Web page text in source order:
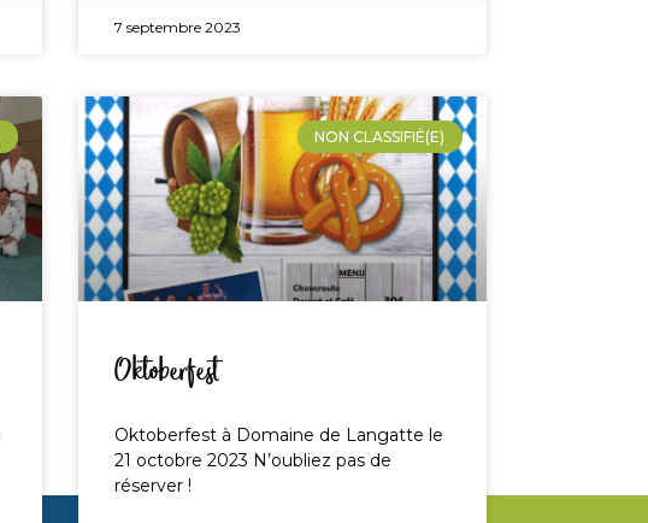
7 septembre 2023
NON CLASSIFIÉ(E)
Oktoberfest
Oktoberfest à Domaine de Langatte le
21 octobre 2023 N’oubliez pas de
réserver !